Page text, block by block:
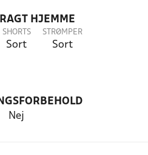
HJEMME
SHORTS
Sort
STRØMPER
Sort
Nej